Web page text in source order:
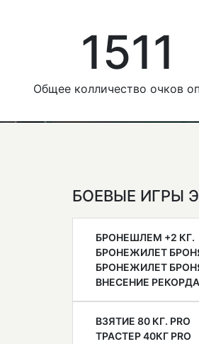
1511
Общее колличество очков
БОЕВЫЕ ИГРЫ
БРОНЕШЛЕМ +2 КГ.
БРОНЕЖИЛЕТ
БРОНЕЖИЛЕТ
ВНЕСЕНИЕ РЕКОРДА
ВЗЯТИЕ 80 КГ. PRO
ТРАСТЕР 40КГ PRO